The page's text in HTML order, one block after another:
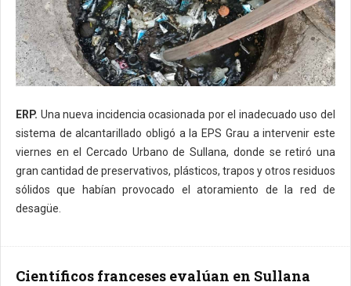
ERP. Una nueva incidencia ocasionada por el inadecuado uso del
sistema de alcantarillado obligó a la EPS Grau a intervenir este
viernes en el Cercado Urbano de Sullana, donde se retiró una
gran cantidad de preservativos, plásticos, trapos y otros residuos
sólidos que habían provocado el atoramiento de la red de
desagüe.
Científicos franceses evalúan en Sullana